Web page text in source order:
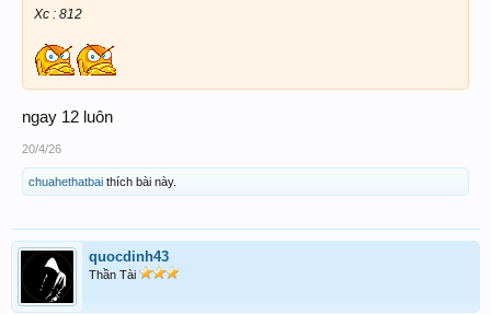
Xc : 812
ngay 12 luôn
20/4/26
chuahethatbai thích bài này.
quocdinh43
Thần Tài